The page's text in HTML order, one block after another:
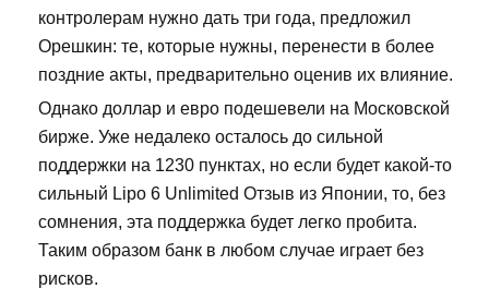
контролерам нужно дать три года, предложил
Орешкин: те, которые нужны, перенести в более
поздние акты, предварительно оценив их влияние.
Однако доллар и евро подешевели на Московской
бирже. Уже недалеко осталось до сильной
поддержки на 1230 пунктах, но если будет какой-то
сильный Lipo 6 Unlimited Отзыв из Японии, то, без
сомнения, эта поддержка будет легко пробита.
Таким образом банк в любом случае играет без
рисков.